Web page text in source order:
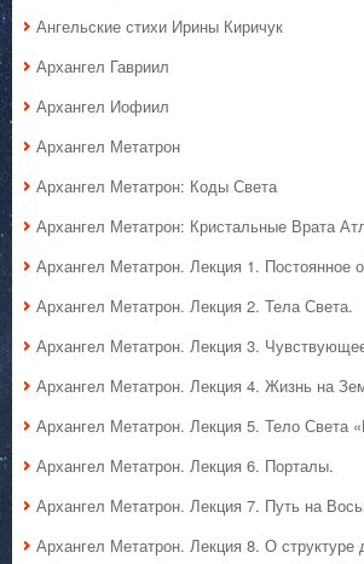
Ангельские стихи Ирины Киричук
Архангел Гавриил
Архангел Иофиил
Архангел Метатрон
Архангел Метатрон: Коды Света
Архангел Метатрон: Кристальные Врата
Архангел Метатрон. Лекция 1. Постоянное
Архангел Метатрон. Лекция 2. Тела Света.
Архангел Метатрон. Лекция 3.
Архангел Метатрон. Лекция 4. Жизнь на
Архангел Метатрон. Лекция 5. Тело Света
Архангел Метатрон. Лекция 6. Порталы.
Архангел Метатрон. Лекция 7. Путь на
Архангел Метатрон. Лекция 8. О структуре